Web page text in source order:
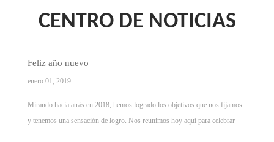
CENTRO DE NOTICIAS
Feliz año nuevo
enero 01, 2019
Mirando hacia atrás en 2018, hemos logrado los objetivos que nos fijamos
y tenemos una sensación de logro. Nos reunimos hoy aquí para celebrar